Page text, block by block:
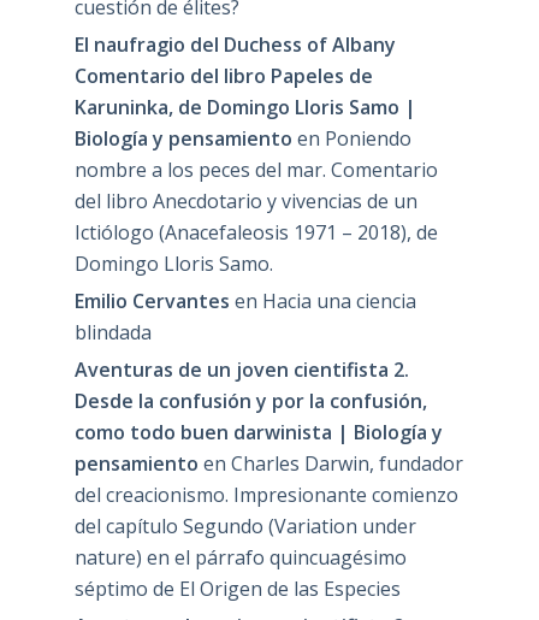
cuestión de élites?
El naufragio del Duchess of Albany
Comentario del libro Papeles de
Karuninka, de Domingo Lloris Samo |
Biología y pensamiento en Poniendo
nombre a los peces del mar. Comentario
del libro Anecdotario y vivencias de un
Ictiólogo (Anacefaleosis 1971 – 2018), de
Domingo Lloris Samo.
Emilio Cervantes en Hacia una ciencia
blindada
Aventuras de un joven cientifista 2.
Desde la confusión y por la confusión,
como todo buen darwinista | Biología y
pensamiento en Charles Darwin, fundador
del creacionismo. Impresionante comienzo
del capítulo Segundo (Variation under
nature) en el párrafo quincuagésimo
séptimo de El Origen de las Especies